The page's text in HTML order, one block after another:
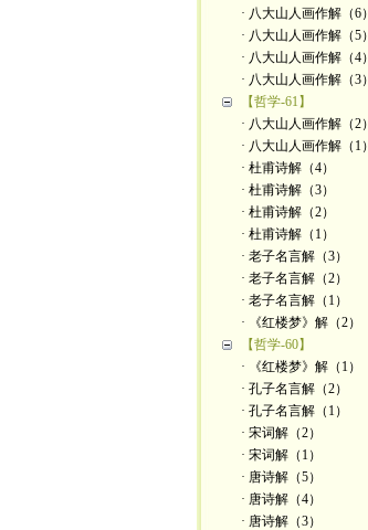
· 八大山人画作解（6）
· 八大山人画作解（5）
· 八大山人画作解（4）
· 八大山人画作解（3）
【哲学-61】
· 八大山人画作解（2）
· 八大山人画作解（1）
· 杜甫诗解（4）
· 杜甫诗解（3）
· 杜甫诗解（2）
· 杜甫诗解（1）
· 老子名言解（3）
· 老子名言解（2）
· 老子名言解（1）
· 《红楼梦》解（2）
【哲学-60】
· 《红楼梦》解（1）
· 孔子名言解（2）
· 孔子名言解（1）
· 宋词解（2）
· 宋词解（1）
· 唐诗解（5）
· 唐诗解（4）
· 唐诗解（3）